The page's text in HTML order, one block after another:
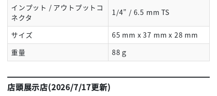
インプット / アウトプットコ
ネクタ
1/4” / 6.5 mm TS
サイズ
65 mm x 37 mm x 28 mm
重量
88ｇ
店頭展示店(2026/7/17更新)